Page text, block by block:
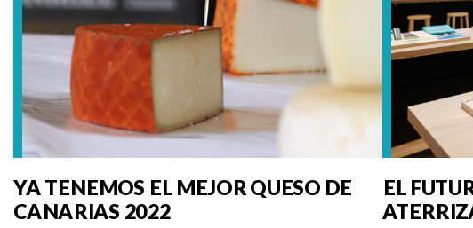
YA TENEMOS EL MEJOR QUESO DE
CANARIAS 2022
EL